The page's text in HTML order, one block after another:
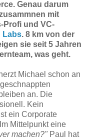
Genau darum
mit
Profi und VC-
Labs. 8 km von der
sie seit 5 Jahren
was geht.
Michael schon an
an. Die
Kein
ein Corporate
Mittelpunkt eine
machen?" Paul hat